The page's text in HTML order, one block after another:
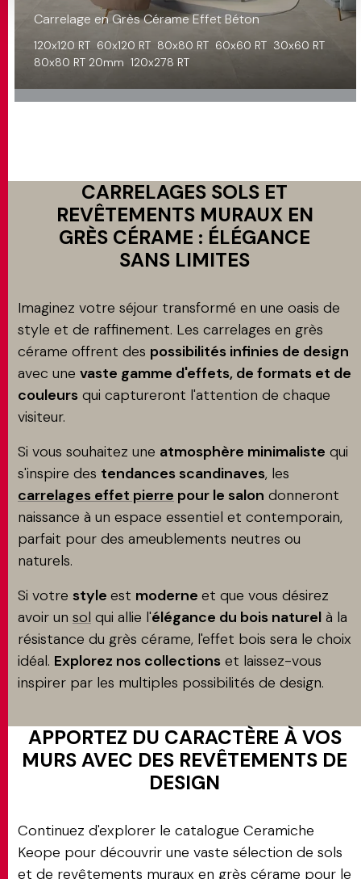
Carrelage en Grès Cérame Effet Béton
120x120 RT 60x120 RT 80x80 RT 60x60 RT 30x60 RT
80x80 RT 20mm 120x278 RT
CARRELAGES SOLS ET
REVÊTEMENTS MURAUX EN
GRÈS CÉRAME : ÉLÉGANCE
SANS LIMITES
Imaginez votre séjour transformé en une oasis de
style et de raffinement. Les carrelages en grès
cérame offrent des possibilités infinies de design
avec une vaste gamme d'effets, de formats et de
couleurs qui captureront l'attention de chaque
visiteur.
Si vous souhaitez une atmosphère minimaliste qui
s'inspire des tendances scandinaves, les
carrelages effet pierre pour le salon donneront
naissance à un espace essentiel et contemporain,
parfait pour des ameublements neutres ou
naturels.
Si votre style est moderne et que vous désirez
avoir un sol qui allie l'élégance du bois naturel à la
résistance du grès cérame, l'effet bois sera le choix
idéal. Explorez nos collections et laissez-vous
inspirer par les multiples possibilités de design.
APPORTEZ DU CARACTÈRE À VOS
MURS AVEC DES REVÊTEMENTS DE
DESIGN
Continuez d'explorer le catalogue Ceramiche
Keope pour découvrir une vaste sélection de sols
et de revêtements muraux en grès cérame pour le